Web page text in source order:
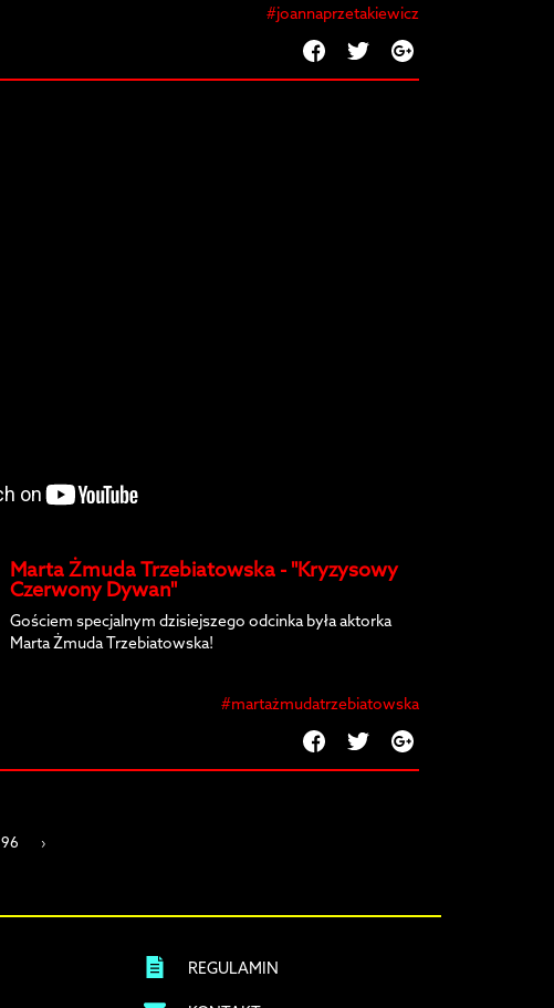
#joannaprzetakiewicz
Marta Żmuda Trzebiatowska - "Kryzysowy
Czerwony Dywan"
Gościem specjalnym dzisiejszego odcinka była aktorka
Marta Żmuda Trzebiatowska!
#martażmudatrzebiatowska
96 ›
REGULAMIN